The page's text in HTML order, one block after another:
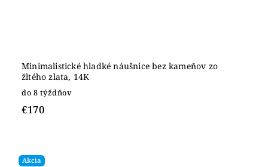
Minimalistické hladké náušnice bez kameňov zo
žltého zlata, 14K
do 8 týždňov
€170
Akcia